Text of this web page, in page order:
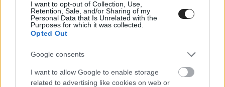
I want to opt-out of Collection, Use,
Retention, Sale, and/or Sharing of my
Personal Data that Is Unrelated with the
Purposes for which it was collected.
Opted Out
Google consents
I want to allow Google to enable storage
related to advertising like cookies on web or
ανταγωνιστών τους που βγαίνουν επιθετικά με
φθηνότερα ηλεκτρικά οχήματα, τα οποία συχνά
διαθέτουν και καλύτερη τεχνολογία.
Το 2024, οι πωλήσεις της BMW μειώθηκαν κατά 13%
στην Κίνα, της Mercedes-Benz 7% και της Volkswagen
-για την οποία η Κίνα είναι η μεγαλύτερη αγορά-
μειώθηκε κατά 10%.